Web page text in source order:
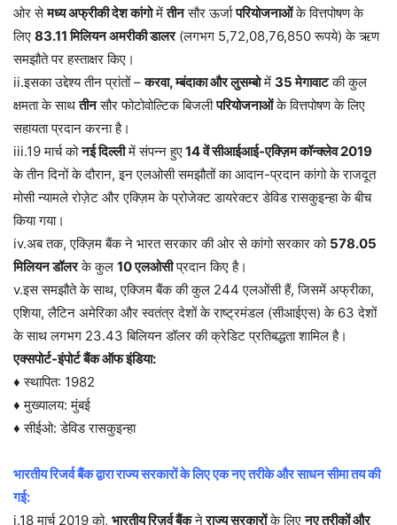
ओर सेमध्य अफ्रीकी देश कांगोमेंतीनसौर ऊर्जापरियोजनाओंके वित्तपोषण के
लिए 83.11 मिलियन अमरीकी डालर(लगभग 5,72,08,76,850 रूपये) के ऋण
समझौते पर हस्ताक्षर किए।
ii.इसका उद्देश्य तीन प्रांतों –करवा, म्बंदाका और लुसम्बोमें 35 मेगावाटकी कुल
क्षमता के साथतीनसौर फोटोवोल्टिक बिजलीपरियोजनाओंके वित्तपोषण के लिए
सहायता प्रदान करना है।
iii.19 मार्च कोनई दिल्लीमें संपन्न हुए14 वें सीआईआई-एक्ज़िम कॉन्क्लेव 2019
के तीन दिनों के दौरान, इन एलओसी समझौतों का आदान-प्रदान कांगो के राजदूत
मोसी न्यामले रोज़ेट और एक्ज़िम के प्रोजेक्ट डायरेक्टर डेविड रासकुइन्हा के बीच
किया गया।
iv.अब तक, एक्ज़िम बैंक ने भारत सरकार की ओर से कांगो सरकार को 578.05
मिलियन डॉलरके कुल 10 एलओसीप्रदान किए है।
v.इस समझौते के साथ, एक्जिम बैंक की कुल 244 एलओंसी हैं, जिसमें अफ्रीका,
एशिया, लैटिन अमेरिका और स्वतंत्र देशों के राष्ट्रमंडल (सीआईएस) के 63 देशों
के साथ लगभग 23.43 बिलियन डॉलर की क्रेडिट प्रतिबद्धता शामिल है।
एक्सपोर्ट-इंपोर्ट बैंक ऑफ इंडिया:
♦ स्थापित: 1982
♦ मुख्यालय: मुंबई
♦ सीईओ: डेविड रासकुइन्हा
भारतीय रिजर्व बैंक द्वारा राज्य सरकारों के लिए एक नए तरीके और साधन सीमा तय की
गई:
i.18 मार्च 2019 को, भारतीय रिज़र्व बैंकनेराज्य सरकारोंके लिएनए तरीकों और